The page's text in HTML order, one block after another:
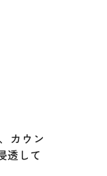
カウン
透して